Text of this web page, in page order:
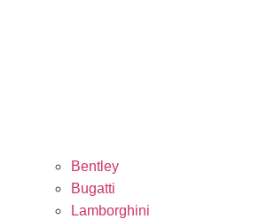
Bentley
Bugatti
Lamborghini